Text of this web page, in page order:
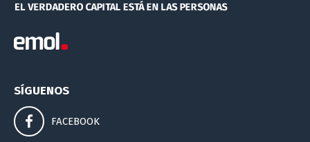
SÍGUENOS
FACEBOOK